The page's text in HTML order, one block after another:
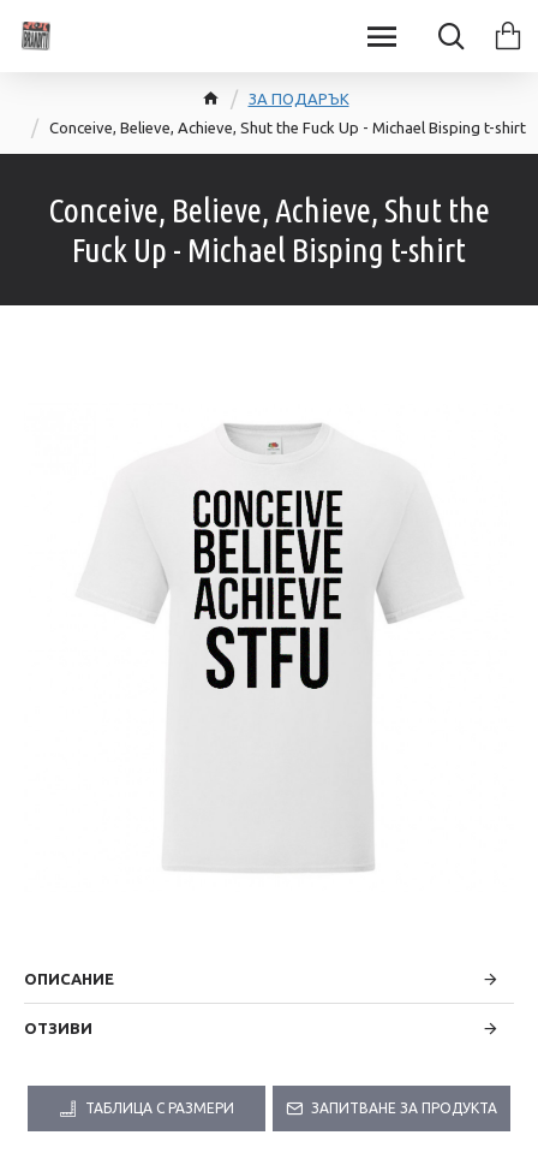
ЗА ПОДАРЪК
Conceive, Believe, Achieve, Shut the Fuck Up - Michael Bisping t-shirt
Conceive, Believe, Achieve, Shut the
Fuck Up - Michael Bisping t-shirt
ОПИСАНИЕ
ОТЗИВИ
ТАБЛИЦА С РАЗМЕРИ ЗАПИТВАНЕ ЗА ПРОДУКТА